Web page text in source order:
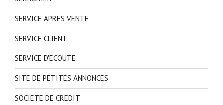
SERVICE APRES VENTE
SERVICE CLIENT
SERVICE D'ECOUTE
SITE DE PETITES ANNONCES
SOCIETE DE CREDIT